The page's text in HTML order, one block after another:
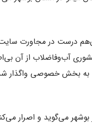
آن‌هم درست در مجاورت
آب‌وفاضلاب از آن
به بخش خصوصی
بوشهر می‌گوید و اصرار